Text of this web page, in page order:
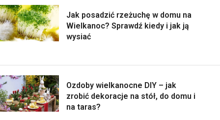
Jak posadzić rzeżuchę w domu na
Wielkanoc? Sprawdź kiedy i jak ją
wysiać
Ozdoby wielkanocne DIY – jak
zrobić dekoracje na stół, do domu i
na taras?